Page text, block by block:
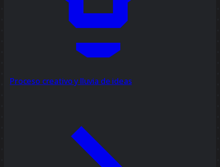
Proceso creativo y lluvia de ideas